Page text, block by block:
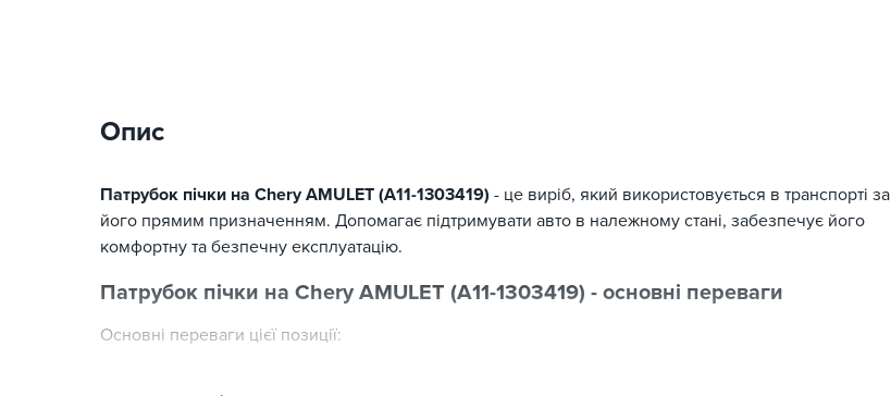
Опис
Патрубок пічки на Chery AMULET (A11-1303419) - це виріб, який використовується в транспорті за
його прямим призначенням. Допомагає підтримувати авто в належному стані, забезпечує його
комфортну та безпечну експлуатацію.
Патрубок пічки на Chery AMULET (A11-1303419) - основні переваги
Основні переваги цієї позиції: